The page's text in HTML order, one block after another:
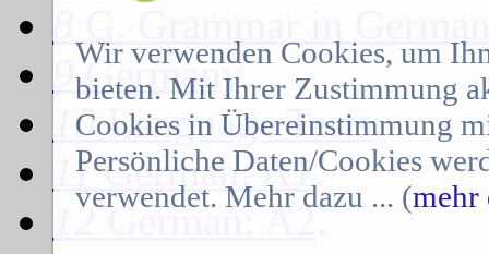
8
9Germany.
10Language Tests.
11German: A1.
12German: A2.
Wir verwenden Cookies, um
bieten. Mit Ihrer Zustimmung
Cookies in Übereinstimmung
Persönliche Daten/Cookies
verwendet. Mehr dazu ... (mehr